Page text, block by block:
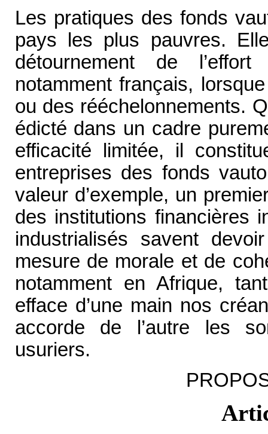
Les pratiques des fonds
pays les plus pauvres.
détournement de
notamment français,
ou des rééchelonnements.
édicté dans un cadre
efficacité limitée, il
entreprises des fonds
valeur d’exemple, un
des institutions financières
industrialisés savent
mesure de morale et de
notamment en Afrique,
efface d’une main nos
accorde de l’autre les
usuriers.